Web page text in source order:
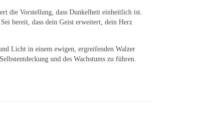
die Vorstellung, dass Dunkelheit einheitlich ist.
bereit, dass dein Geist erweitert, dein Herz
Licht in einem ewigen, ergreifenden Walzer
und des Wachstums zu führen.